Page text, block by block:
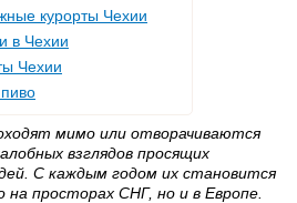
курорты Чехии
в Чехии
Чехии
мимо или отворачиваются
взглядов просящих
С каждым годом их становится
на просторах СНГ, но и в Европе.